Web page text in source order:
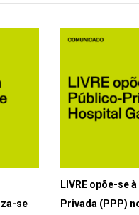
se
LIVRE opõe-se
Privada (PPP)